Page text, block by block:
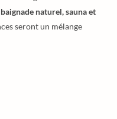
naturel, sauna et
seront un mélange